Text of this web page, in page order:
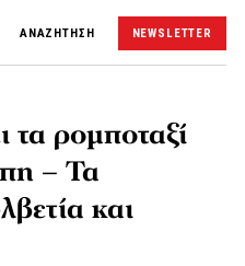
ΑΝΑΖΗΤΗΣΗ NEWSLETTER
τα ρομποταξί
– Τα
και